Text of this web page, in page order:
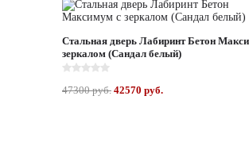
Стальная дверь Лабиринт Бетон
зеркалом (Сандал белый)
47300 руб. 42570 руб.